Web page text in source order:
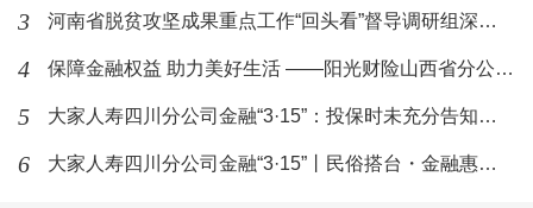
爱军带着对未来的憧憬在家乡干起了服装设计加工。2005年,由于原
本兴盛一时的服装业开始“降温”,他自嘲地一笑“没想到人到中年还要
放下老行当,重新创业、择业。”也是在这一年的夏天,他在偶然的机
会下接触了中国文化精粹之一的武强年画,唯美的年画艺术和博大精
3 河南省脱贫攻坚成果重点工作“回头看”督导调研组深入杞县板木乡
4 保障金融权益 助力美好生活 ——阳光财险山西省分公司开展“高
5 大家人寿四川分公司金融“3·15”：投保时未充分告知条款，责
6 大家人寿四川分公司金融“3·15”丨民俗搭台・金融惠民的金融